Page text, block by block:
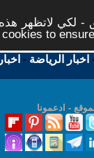
- لكي لاتظهر
to
اخبار الرياضة - اخبار
- ادعمونا